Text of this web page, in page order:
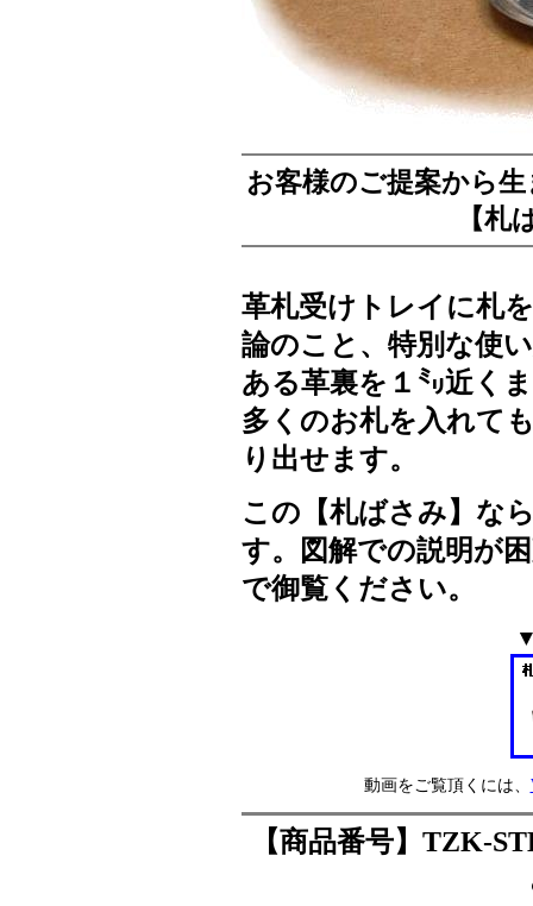
お客様のご提案から
【札
革札受けトレイに札
論のこと、特別な使
ある革裏を１㍉近く
多くのお札を入れて
り出せます。
この【札ばさみ】な
す。図解での説明が
で御覧ください。
動画をご覧頂くには、
【商品番号】TZK-